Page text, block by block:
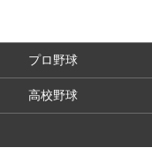
プロ野球
高校野球